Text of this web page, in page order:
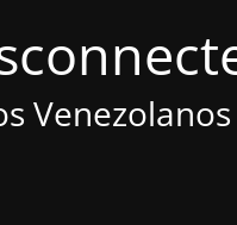
Venezolanos